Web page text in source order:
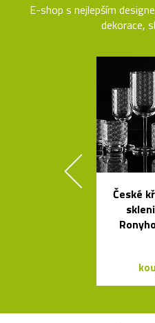
E-shop s nejlepším
dekorace,
České